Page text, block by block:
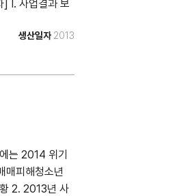
I. 사업결과 보
담형태 4. 상담
건의사항
생산일자 2013
는 2014 위기
매피해청소년
2. 2013년 사